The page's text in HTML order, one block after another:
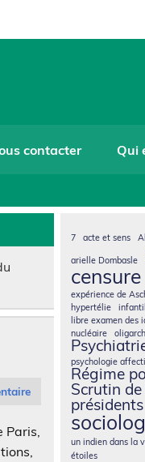
contacter Qui
7 acte et sens
arielle Dombasle
censure
expérience de
hypertélie
libre examen des
nucléaire
psychologie
Régime
Scrutin
présidents
un indien dans la
étoiles